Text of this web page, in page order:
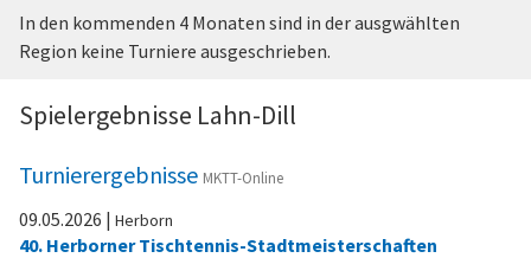
In den kommenden 4 Monaten sind in der ausgwählten
Region keine Turniere ausgeschrieben.
Spielergebnisse Lahn-Dill
Turnierergebnisse MKTT-Online
09.05.2026 | Herborn
40. Herborner Tischtennis-Stadtmeisterschaften